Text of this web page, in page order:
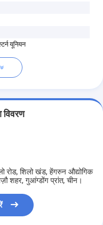
यूनियन
विवरण
रोड, शिलो खंड, हेंगरुन औद्योगिक
शहर, गुआंग्डोंग प्रांत, चीन।